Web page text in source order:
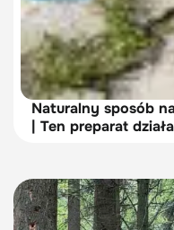
Naturalny sposób
| Ten preparat